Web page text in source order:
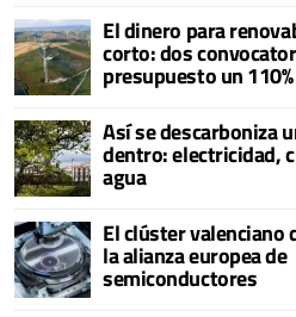
El dinero para
corto: dos
presupuesto un 110%
Así se descarboniza
dentro: electricidad,
agua
El clúster valenciano
la alianza europea de
semiconductores